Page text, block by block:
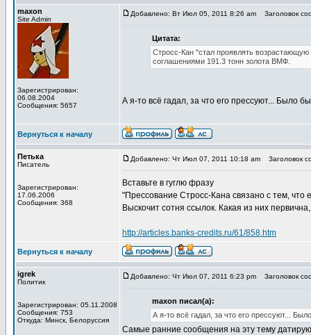
maxon
Site Admin
Зарегистрирован:
06.08.2004
Сообщения: 5657
Добавлено: Вт Июл 05, 2011 8:26 am Заголовок
Цитата:
Стросс-Кан "стал проявлять
соглашениями 191.3 тонн золота ВМФ.
А я-то всё гадал, за что его прессуют... Было
Вернуться к началу
Петька
Писатель
Зарегистрирован:
17.06.2006
Сообщения: 368
Добавлено: Чт Июл 07, 2011 10:18 am Заголовок
Вставьте в гуглю фразу
"Прессование Стросс-Кана связано с тем, что
Выскочит сотня ссылок. Какая из них
http://articles.banks-credits.ru/61/858.htm
Вернуться к началу
igrek
Политик
Зарегистрирован: 05.11.2008
Сообщения: 753
Откуда: Минск, Белоруссия
Добавлено: Чт Июл 07, 2011 6:23 pm Заголовок
maxon писал(а):
А я-то всё гадал, за что его прессуют...
Самые ранние сообщения на эту тему